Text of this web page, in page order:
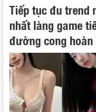
Tiếp tục đu trend
nhất làng game
đường cong hoàn